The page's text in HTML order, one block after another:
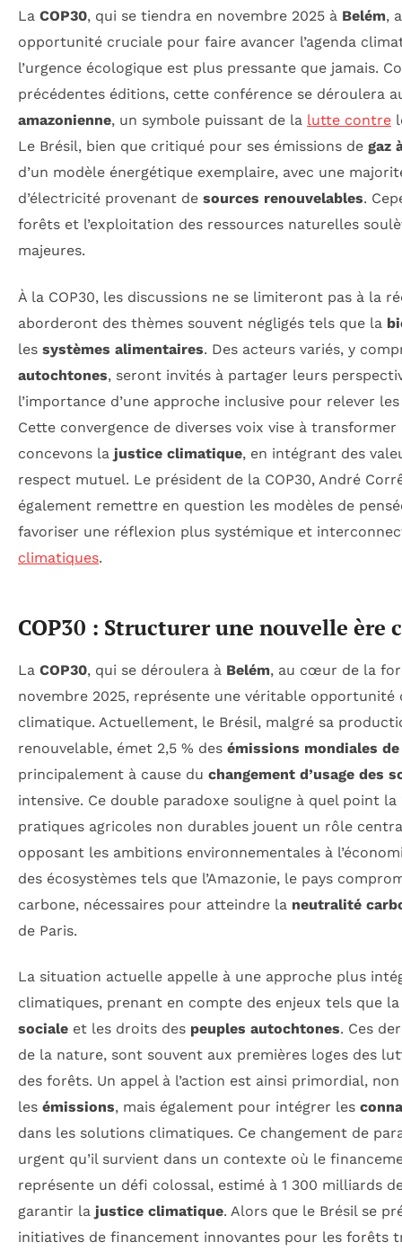
La COP30, qui se tiendra en novembre 2025 à Belém,
opportunité cruciale pour faire avancer l’agenda
l’urgence écologique est plus pressante que jamais.
précédentes éditions, cette conférence se déroulera
amazonienne, un symbole puissant de la lutte contre
Le Brésil, bien que critiqué pour ses émissions de gaz
d’un modèle énergétique exemplaire, avec une
d’électricité provenant de sources renouvelables.
forêts et l’exploitation des ressources naturelles
majeures.
À la COP30, les discussions ne se limiteront pas à la
aborderont des thèmes souvent négligés tels que la
les systèmes alimentaires. Des acteurs variés, y
autochtones, seront invités à partager leurs
l’importance d’une approche inclusive pour relever
Cette convergence de diverses voix vise à
concevons la justice climatique, en intégrant des
respect mutuel. Le président de la COP30, André
également remettre en question les modèles de
favoriser une réflexion plus systémique et
climatiques.
COP30 : Structurer une nouvelle ère
La COP30, qui se déroulera à Belém, au cœur de la
novembre 2025, représente une véritable opportunité
climatique. Actuellement, le Brésil, malgré sa
renouvelable, émet 2,5 % des émissions mondiales
principalement à cause du changement d’usage des
intensive. Ce double paradoxe souligne à quel point
pratiques agricoles non durables jouent un rôle
opposant les ambitions environnementales à
des écosystèmes tels que l’Amazonie, le pays
carbone, nécessaires pour atteindre la neutralité
de Paris.
La situation actuelle appelle à une approche plus
climatiques, prenant en compte des enjeux tels que
sociale et les droits des peuples autochtones. Ces
de la nature, sont souvent aux premières loges des
des forêts. Un appel à l’action est ainsi primordial,
les émissions, mais également pour intégrer les
dans les solutions climatiques. Ce changement de
urgent qu’il survient dans un contexte où le
représente un défi colossal, estimé à 1 300 milliards
garantir la justice climatique. Alors que le Brésil se
initiatives de financement innovantes pour les forêts